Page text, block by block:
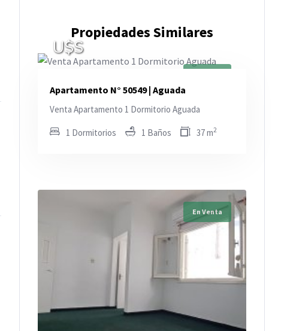
Propiedades Similares
U$S
Apartamento N° 50549 | Aguada
Venta Apartamento 1 Dormitorio Aguada
1 Dormitorios 1 Baños 37 m2
En Venta